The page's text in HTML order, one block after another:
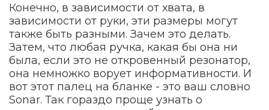
Конечно, в зависимости от хвата, в
зависимости от руки, эти размеры могут
также быть разными. Зачем это делать.
Затем, что любая ручка, какая бы она ни
была, если это не откровенный резонатор,
она немножко ворует информативности. И
вот этот палец на бланке - это ваш словно
Sonar. Так гораздо проще узнать о